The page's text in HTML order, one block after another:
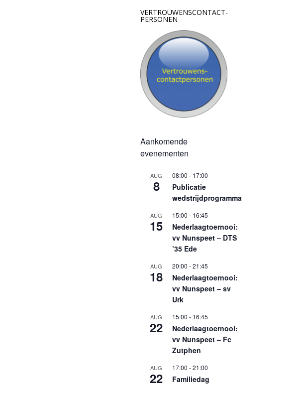
VERTROUWENSCONTACT-
PERSONEN
Aankomende
evenementen
AUG
8
08:00 - 17:00
Publicatie
wedstrijdprogramma
AUG
15
15:00 - 16:45
Nederlaagtoernooi:
vv Nunspeet – DTS
’35 Ede
AUG
18
20:00 -21:45
Nederlaagtoernooi:
vv Nunspeet – sv
Urk
AUG
22
15:00 - 16:45
Nederlaagtoernooi:
vv Nunspeet – Fc
Zutphen
AUG
22
17:00 -21:00
Familiedag